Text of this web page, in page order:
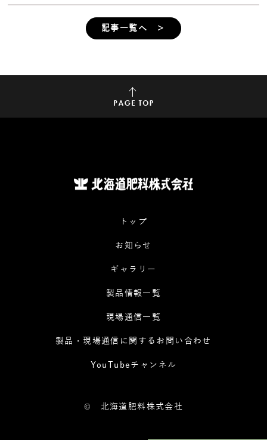
記事一覧へ ＞
トップ
お知らせ
ギャラリー
製品情報一覧
現場通信一覧
製品・現場通信に関するお問い合わせ
YouTubeチャンネル
© 北海道肥料株式会社